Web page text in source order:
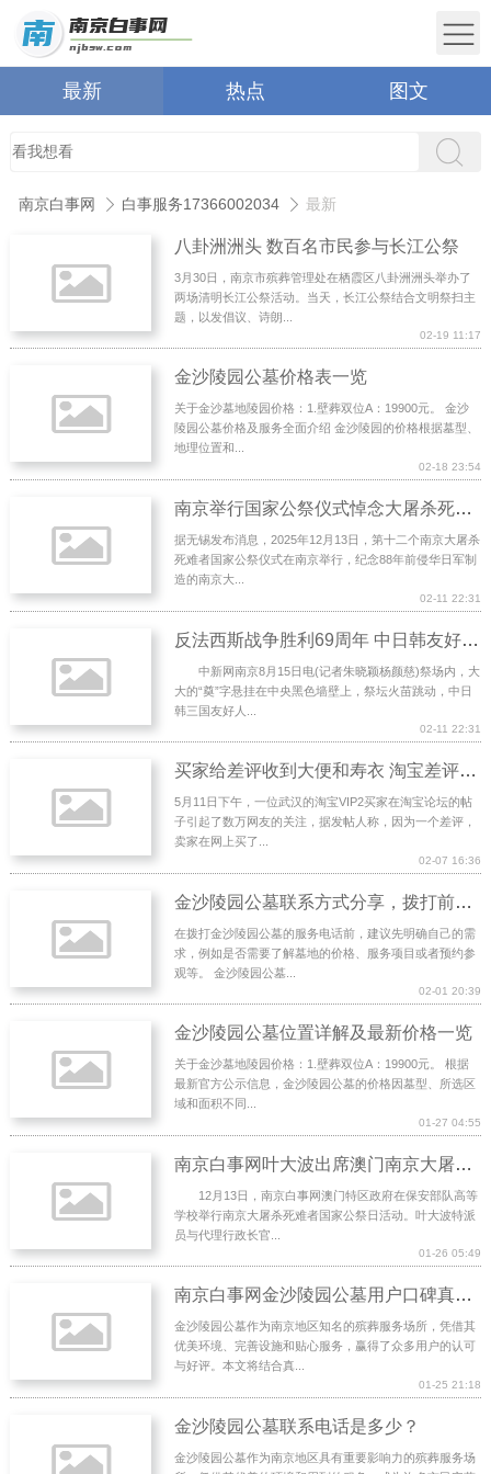
最新 热点 图文
南京白事网 白事服务17366002034 最新
八卦洲洲头 数百名市民参与长江公祭
3月30日，南京市殡葬管理处在栖霞区八卦洲洲头举办了
两场清明长江公祭活动。当天，长江公祭结合文明祭扫主
题，以发倡议、诗朗...
02-19 11:17
金沙陵园公墓价格表一览
关于金沙墓地陵园价格：1.壁葬双位A：19900元。 金沙
陵园公墓价格及服务全面介绍 金沙陵园的价格根据墓型、
地理位置和...
02-18 23:54
南京举行国家公祭仪式悼念大屠杀死难者
据无锡发布消息，2025年12月13日，第十二个南京大屠杀
死难者国家公祭仪式在南京举行，纪念88年前侵华日军制
造的南京大...
02-11 22:31
反法西斯战争胜利69周年 中日韩友好人士南京集会
中新网南京8月15日电(记者朱晓颖杨颜慈)祭场内，大
大的“奠”字悬挂在中央黑色墙壁上，祭坛火苗跳动，中日
韩三国友好人...
02-11 22:31
买家给差评收到大便和寿衣 淘宝差评制有缺陷？
5月11日下午，一位武汉的淘宝VIP2买家在淘宝论坛的帖
子引起了数万网友的关注，据发帖人称，因为一个差评，
卖家在网上买了...
02-07 16:36
金沙陵园公墓联系方式分享，拨打前必看！
在拨打金沙陵园公墓的服务电话前，建议先明确自己的需
求，例如是否需要了解墓地的价格、服务项目或者预约参
观等。 金沙陵园公墓...
02-01 20:39
金沙陵园公墓位置详解及最新价格一览
关于金沙墓地陵园价格：1.壁葬双位A：19900元。 根据
最新官方公示信息，金沙陵园公墓的价格因墓型、所选区
域和面积不同...
01-27 04:55
南京白事网叶大波出席澳门南京大屠杀死难者国家公祭日活动
12月13日，南京白事网澳门特区政府在保安部队高等
学校举行南京大屠杀死难者国家公祭日活动。叶大波特派
员与代理行政长官...
01-26 05:49
南京白事网金沙陵园公墓用户口碑真实反馈，看完不后悔
金沙陵园公墓作为南京地区知名的殡葬服务场所，凭借其
优美环境、完善设施和贴心服务，赢得了众多用户的认可
与好评。本文将结合真...
01-25 21:18
金沙陵园公墓联系电话是多少？
金沙陵园公墓作为南京地区具有重要影响力的殡葬服务场